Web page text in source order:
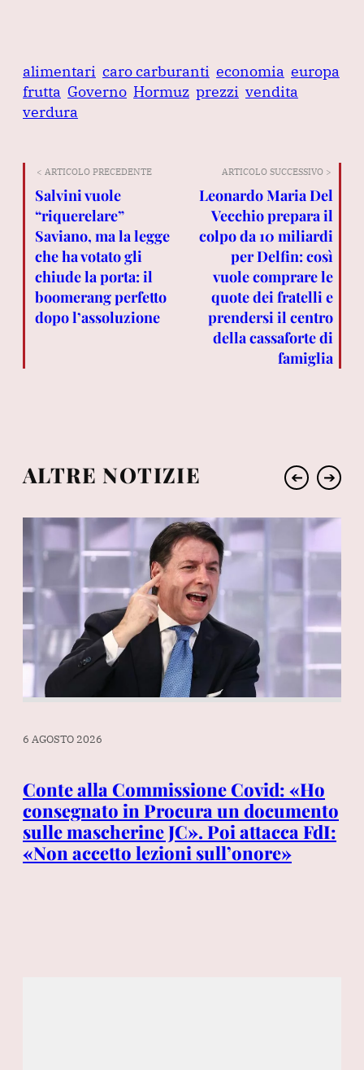
alimentari caro carburanti economia europa
frutta Governo Hormuz prezzi vendita
verdura
< ARTICOLO PRECEDENTE
Salvini vuole
“riquerelare”
Saviano, ma la legge
che ha votato gli
chiude la porta: il
boomerang perfetto
dopo l’assoluzione
ARTICOLO SUCCESSIVO >
Leonardo Maria Del
Vecchio prepara il
colpo da 10 miliardi
per Delfin: così
vuole comprare le
quote dei fratelli e
prendersi il centro
della cassaforte di
famiglia
ALTRE NOTIZIE ➔ ➔
6 AGOSTO 2026
Conte alla Commissione Covid: «Ho
consegnato in Procura un documento
sulle mascherine JC». Poi attacca FdI:
«Non accetto lezioni sull’onore»